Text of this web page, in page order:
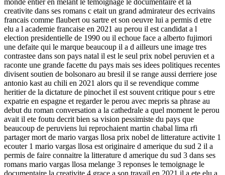
creativite dans ses romans c etait un grand admirateur des ecrivains
francais comme flaubert ou sartre et son oeuvre lui a permis d etre
elu a l academie francaise en 2021 au perou il est candidat a l
election presidentielle de 1990 ou il echoue face a alberto fujimori
une defaite qui le marque beaucoup il a d ailleurs une image tres
contrastee dans son pays natal il est le seul prix nobel peruvien et a
raconte une grande facette du pays mais ses idees politiques recentes
divisent soutien de bolsonaro au bresil il se range aussi derriere jose
antonio kast au chili en 2021 alors qu il se revendique comme
heritier de la dictature de pinochet il est souvent critique pour s etre
expatrie en espagne et regarder le perou avec mepris sa phrase au
debut du roman conversation a la cathedrale a quel moment le perou
avait il ete foutu decrit bien sa vision pessimiste du pays que
beaucoup de peruviens lui reprochaient martin chabal lima rfi
partager mort de mario vargas llosa prix nobel de litterature activite 1
ecouter 1 mario vargas llosa est originaire d amerique du sud 2 il a
permis de faire connaitre la litterature d amerique du sud 3 dans ses
romans mario vargas llosa melange 3 reponses le temoignage le
documentaire la creativite 4 grace a son travail en 2021 il a ete elu a